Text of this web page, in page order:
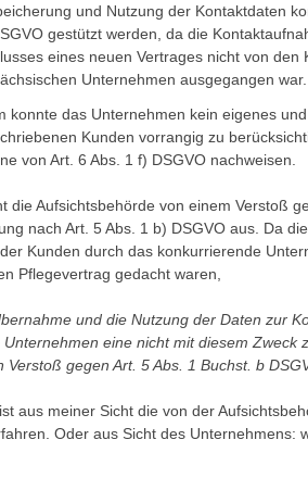
und Nutzung der Kontaktdaten
gestützt werden, da die
eines neuen Vertrages nicht von den
Unternehmen ausgegangen war.
konnte das Unternehmen kein eigenes
Kunden vorrangig zu
von Art. 6 Abs. 1 f) DSGVO nachweisen.
die Aufsichtsbehörde von einem Verstoß
nach Art. 5 Abs. 1 b) DSGVO aus. Da
Kunden durch das konkurrierende
Pflegevertrag gedacht waren,
und die Nutzung der Daten zur
Unternehmen eine nicht mit diesem Zweck
Verstoß gegen Art. 5 Abs. 1 Buchst. b
aus meiner Sicht die von der
Oder aus Sicht des Unternehmens: